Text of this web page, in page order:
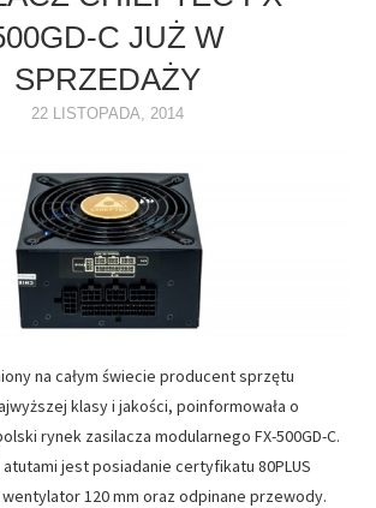
C JUŻ W
SPRZEDAŻY
22 LISTOPADA, 2014
na całym świecie producent sprzętu
klasy i jakości, poinformowała o
rynek zasilacza modularnego FX-500GD-C.
jest posiadanie certyfikatu 80PLUS
120 mm oraz odpinane przewody.